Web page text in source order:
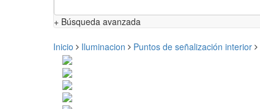
+ Búsqueda avanzada
Inicio Iluminacion Puntos de señalización interior